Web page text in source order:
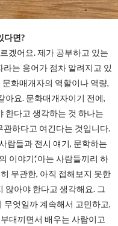
다면?
겠어요. 제가 공부하고 있는
는 용어가 점차 알려지고 있
화매개자의 역할이나 역량,
아요. 문화매개자이기 전에,
한다고 생각하는 것 하나는
하다고 여긴다는 것입니다.
람들과 전시 얘기, 문학하는
이야기’,‘아는 사람들끼리 하
무관한, 아직 접해보지 못한
않아야 한다고 생각해요. 그
무엇일까 계속해서 고민하고,
대끼면서 배우는 사람이고